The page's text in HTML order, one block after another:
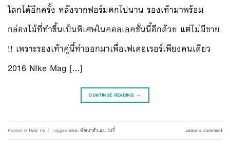
โลกได้อีกครั้ง หลังจากฟอร์มตกไปนาน รองเท้ามาพร้อม
กล่องไม้ที่ทำขึ้นเป็นพิเศษในคอลเลคชั่นนี้อีกด้วย แต่ไม่มีขาย
!! เพราะรองเท้าคู่นี้ทำออกมาเพื่อเฟเดอเรอร์เพียงคนเดียว
2016 NIke Mag […]
CONTINUE READING →
Posted inHow To | Taggednike,พัฒนาตัวเอง,ไนกี้ Leave a comment